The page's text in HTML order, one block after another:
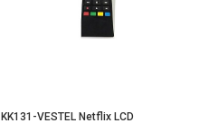
KK131-VESTEL Netflix LCD